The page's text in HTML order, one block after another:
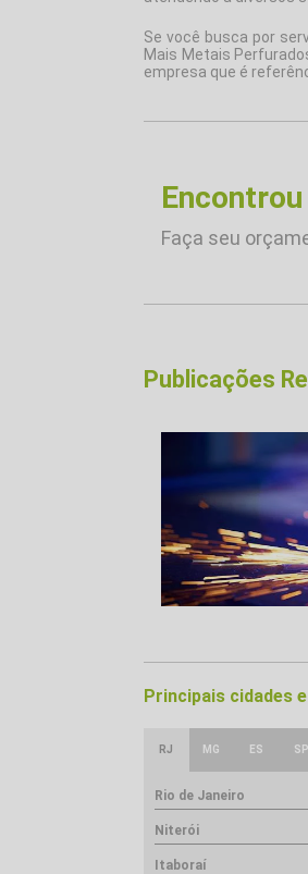
Se você busca por
Mais Metais
empresa que é
Faça seu
Publicações
Principais cidades
RJ MG ES SP
Rio de Janeiro
Niterói
Itaboraí